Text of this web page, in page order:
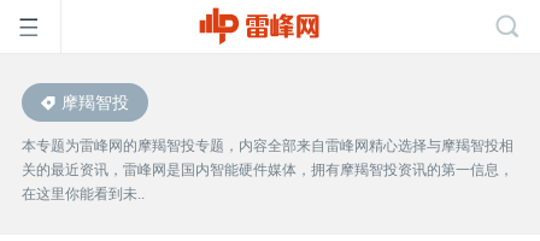
首
页
摩羯智投
本专题为雷峰网的摩羯智投专题，内容全部来自雷峰网精心选择与摩羯智投相
关的最近资讯，雷峰网是国内智能硬件媒体，拥有摩羯智投资讯的第一信息，
在这里你能看到未..